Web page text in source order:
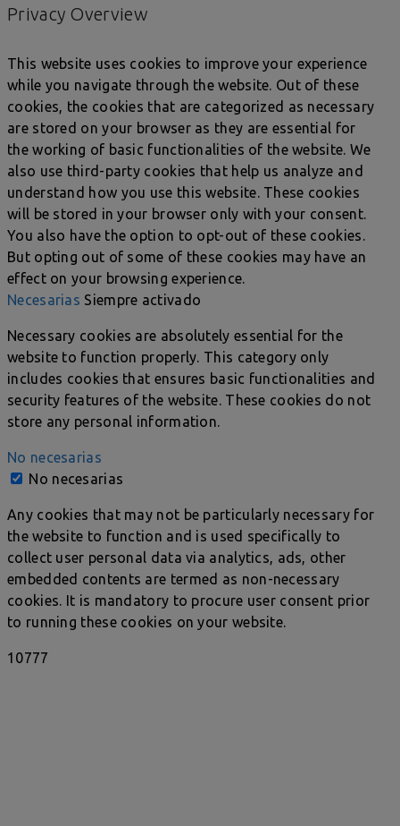
Privacy Overview
This website uses cookies to improve your experience
while you navigate through the website. Out of these
cookies, the cookies that are categorized as necessary
are stored on your browser as they are essential for
the working of basic functionalities of the website. We
also use third-party cookies that help us analyze and
understand how you use this website. These cookies
will be stored in your browser only with your consent.
You also have the option to opt-out of these cookies.
But opting out of some of these cookies may have an
effect on your browsing experience.
Necesarias Siempre activado
Necessary cookies are absolutely essential for the
website to function properly. This category only
includes cookies that ensures basic functionalities and
security features of the website. These cookies do not
store any personal information.
No necesarias
No necesarias
Any cookies that may not be particularly necessary for
the website to function and is used specifically to
collect user personal data via analytics, ads, other
embedded contents are termed as non-necessary
cookies. It is mandatory to procure user consent prior
to running these cookies on your website.
10777